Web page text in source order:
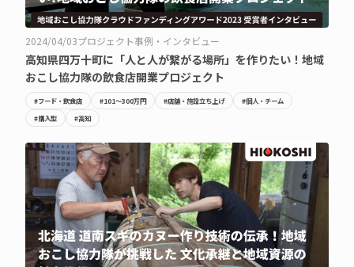
2024/04/03プロジェクト事例・インタビュー
高知県四万十町に「人と人が繋がる場所」を作りたい！地域
おこし協力隊の飲食店開業プロジェクト
#フード・飲食店 #101〜300万円 #店舗・施設立ち上げ
#個人・チーム
#購入型
#高知